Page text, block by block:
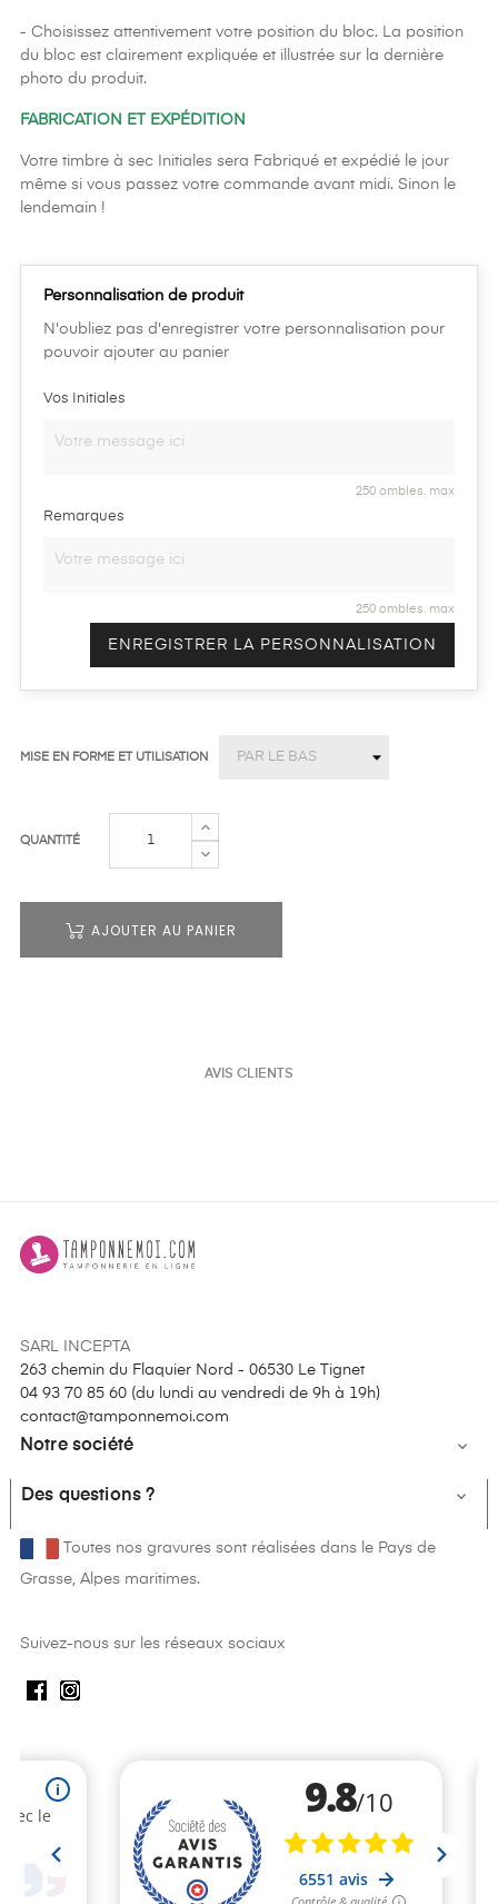
- Choisissez attentivement votre position du bloc. La position
du bloc est clairement expliquée et illustrée sur la dernière
photo du produit.
FABRICATION ET EXPÉDITION
Votre timbre à sec Initiales sera Fabriqué et expédié le jour
même si vous passez votre commande avant midi. Sinon le
lendemain !
Personnalisation de produit
N'oubliez pas d'enregistrer votre personnalisation pour
pouvoir ajouter au panier
Vos Initiales
250 ombles. max
Remarques
250 ombles. max
ENREGISTRER LA PERSONNALISATION
MISE EN FORME ET UTILISATION
QUANTITÉ
AJOUTER AU PANIER
AVIS CLIENTS
SARL INCEPTA
263 chemin du Flaquier Nord - 06530 Le Tignet
04 93 70 85 60 (du lundi au vendredi de 9h à 19h)
contact@tamponnemoi.com
Notre société 
Des questions ? 
Toutes nos gravures sont réalisées dans le Pays de
Grasse, Alpes maritimes.
Suivez-nous sur les réseaux sociaux